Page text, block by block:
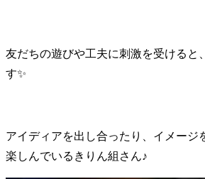
友だちの遊びや工夫に刺激を受けると
す✨
アイディアを出し合ったり、イメージ
楽しんでいるきりん組さん♪